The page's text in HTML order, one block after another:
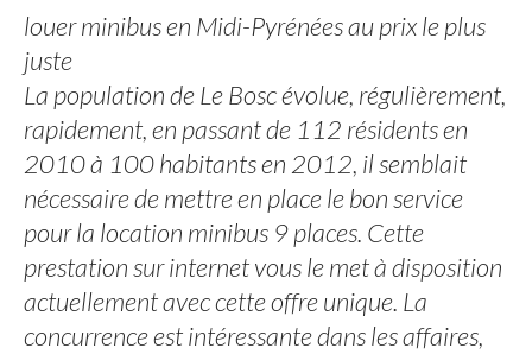
louer minibus en Midi-Pyrénées au prix le plus
juste
La population de Le Bosc évolue, régulièrement,
rapidement, en passant de 112 résidents en
2010 à 100 habitants en 2012, il semblait
nécessaire de mettre en place le bon service
pour la location minibus 9 places. Cette
prestation sur internet vous le met à disposition
actuellement avec cette offre unique. La
concurrence est intéressante dans les affaires,